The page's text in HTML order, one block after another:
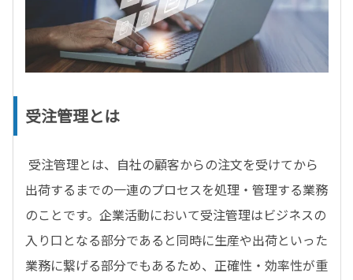
受注管理とは
受注管理とは、自社の顧客からの注文を受けてから
出荷するまでの一連のプロセスを処理・管理する業務
のことです。企業活動において受注管理はビジネスの
入り口となる部分であると同時に生産や出荷といった
業務に繋げる部分でもあるため、正確性・効率性が重